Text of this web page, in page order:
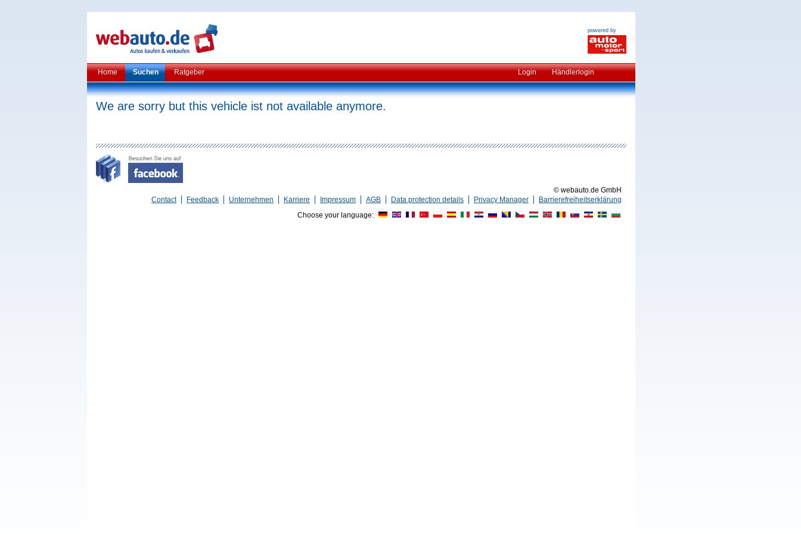
powered by
Home Suchen Ratgeber Login Händlerlogin
We are sorry but this vehicle ist not available anymore.
© webauto.de GmbH
Contact
Feedback Unternehmen Karriere Impressum AGB Data protection details Privacy Manager
Barrierefreiheitserklärung
Choose your language: